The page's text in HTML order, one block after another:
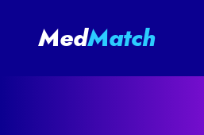
Match
Med